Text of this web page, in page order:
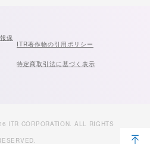
保
ITR著作物の引用ポリシー
特定商取引法に基づく表示
ITR CORPORATION. ALL RIGHTS